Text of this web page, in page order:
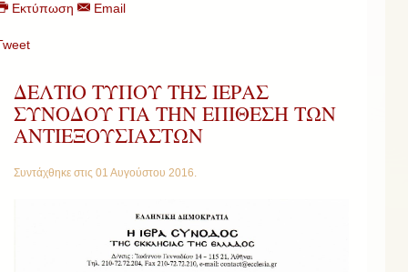
Εκτύπωση Email
ΔΕΛΤΙΟ ΤΥΠΟΥ ΤΗΣ ΙΕΡΑΣ
ΣΥΝΟΔΟΥ ΓΙΑ ΤΗΝ ΕΠΙΘΕΣΗ ΤΩΝ
ΑΝΤΙΕΞΟΥΣΙΑΣΤΩΝ
Συντάχθηκε στις 01 Αυγούστου 2016.